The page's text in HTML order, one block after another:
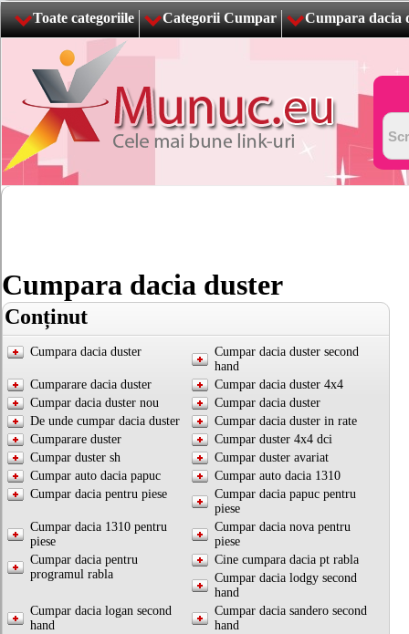
Toate categoriile Categorii Cumpar Cumpara dacia
Cumpara dacia duster
Conținut
Cumpara dacia duster
Cumpar dacia duster second
hand
Cumparare dacia duster
Cumpar dacia duster 4x4
Cumpar dacia duster nou
Cumpar dacia duster
De unde cumpar dacia duster
Cumpar dacia duster in rate
Cumparare duster
Cumpar duster 4x4 dci
Cumpar duster sh
Cumpar duster avariat
Cumpar auto dacia papuc
Cumpar auto dacia 1310
Cumpar dacia pentru piese
Cumpar dacia papuc pentru
piese
Cumpar dacia 1310 pentru
piese
Cumpar dacia nova pentru
piese
Cumpar dacia pentru
programul rabla
Cine cumpara dacia pt rabla
Cumpar dacia lodgy second
hand
Cumpar dacia logan second
hand
Cumpar dacia sandero second
hand